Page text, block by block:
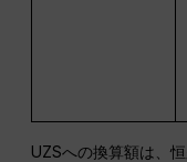
UZSへの換算額は、